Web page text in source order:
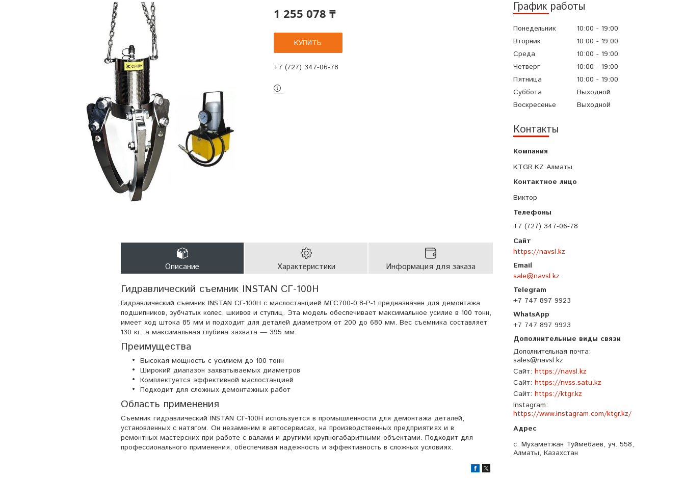
График работы
Понедельник 10:00
19:00
Вторник
10:00
19:00
Среда
10:00
19:00
Четверг
10:00
19:00
Пятница
10:00
19:00
Суббота
Выходной
Воскресенье
Выходной
Контакты
KTGR.KZ Алматы
Виктор
+7 (727) 347-06-78
https://navsl.kz
sale@navsl.kz
+7 747 897 9923
+7 747 897 9923
Дополнительная почта
sales@navsl.kz
Сайт https://navsl.kz
Сайт https://nvss.satu.kz
Сайт https://ktgr.kz
Instagram
https://www.instagram.com/ktgr.kz/
с. Мухаметжан Туймебаев, уч. 558,
Алматы, Казахстан
1 255 078 ₸
КУПИТЬ
+7 (727) 347-06-78
Описание Характеристики Информация для заказа
Гидравлический съемник INSTAN СГ-100Н
Гидравлический съемник INSTAN СГ-100Н с маслостанцией МГС700-0.8-Р-1 предназначен для демонтажа
подшипников, зубчатых колес, шкивов и ступиц. Эта модель обеспечивает максимальное усилие в 100 тонн,
имеет ход штока 85 мм и подходит для деталей диаметром от 200 до 680 мм. Вес съемника составляет
130 кг, а максимальная глубина захвата — 395 мм.
Преимущества
Высокая мощность с усилием до 100 тонн
Широкий диапазон захватываемых диаметров
Комплектуется эффективной маслостанцией
Подходит для сложных демонтажных работ
Область применения
Съемник гидравлический INSTAN СГ-100Н используется в промышленности для демонтажа деталей,
установленных с натягом. Он незаменим в автосервисах, на производственных предприятиях и в
ремонтных мастерских при работе с валами и другими крупногабаритными объектами. Подходит для
профессионального применения, обеспечивая надежность и эффективность в сложных условиях.